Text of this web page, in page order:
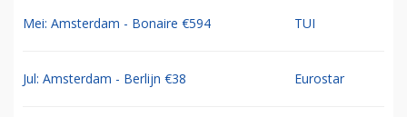
Mei: Amsterdam - Bonaire €594 TUI
Jul: Amsterdam - Berlijn €38 Eurostar